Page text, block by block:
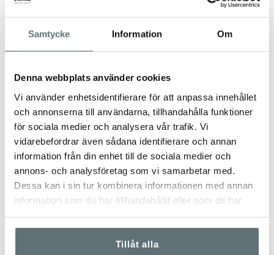
Samtycke Information Om
Denna webbplats använder cookies
Vi använder enhetsidentifierare för att anpassa innehållet
och annonserna till användarna, tillhandahålla funktioner
för sociala medier och analysera vår trafik. Vi
vidarebefordrar även sådana identifierare och annan
information från din enhet till de sociala medier och
annons- och analysföretag som vi samarbetar med.
Dessa kan i sin tur kombinera informationen med annan
information som du har tillhandahållit eller som de har
Tillåt alla
LÄST